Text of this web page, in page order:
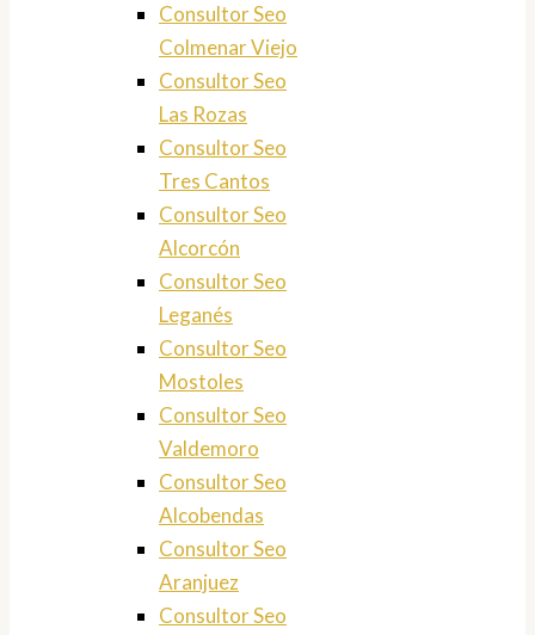
Consultor Seo
Colmenar Viejo
Consultor Seo
Las Rozas
Consultor Seo
Tres Cantos
Consultor Seo
Alcorcón
Consultor Seo
Leganés
Consultor Seo
Mostoles
Consultor Seo
Valdemoro
Consultor Seo
Alcobendas
Consultor Seo
Aranjuez
Consultor Seo